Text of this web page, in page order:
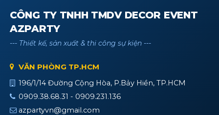
CÔNG TY TNHH TMDV DECOR EVENT
AZPARTY
--- Thiết kế, sản xuất & thi công sự kiện ---
VĂN PHÒNG TP.HCM
196/1/14 Đường Cộng Hòa, P.Bảy Hiền, TP.HCM
0909.38.68.31 - 0909.231.136
azpartyvn@gmail.com